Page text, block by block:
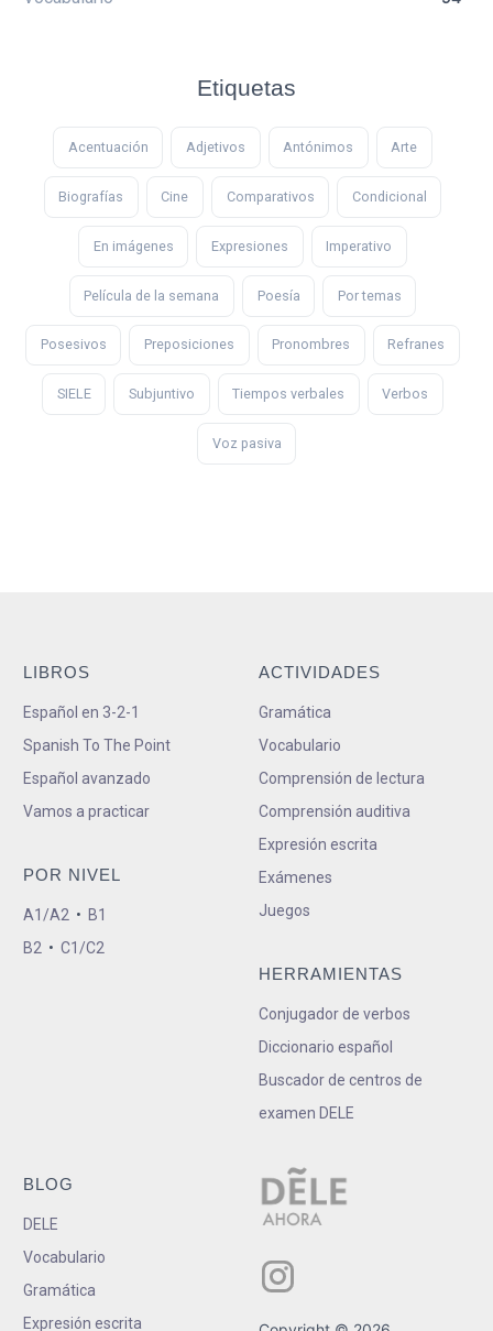
Etiquetas
Acentuación Adjetivos Antónimos Arte
Biografías Cine Comparativos Condicional
En imágenes Expresiones Imperativo
Película de la semana Poesía Por temas
Posesivos Preposiciones Pronombres Refranes
SIELE Subjuntivo Tiempos verbales Verbos
Voz pasiva
LIBROS
Español en 3-2-1
Spanish To The Point
Español avanzado
Vamos a practicar
POR NIVEL
A1/A2 • B1
B2 • C1/C2
ACTIVIDADES
Gramática
Vocabulario
Comprensión de lectura
Comprensión auditiva
Expresión escrita
Exámenes
Juegos
HERRAMIENTAS
Conjugador de verbos
Diccionario español
Buscador de centros de
examen DELE
BLOG
DELE
Vocabulario
Gramática
Expresión escrita